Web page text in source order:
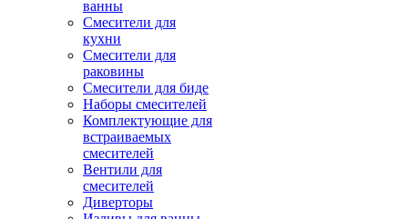
ванны
Смесители для
кухни
Смесители для
раковины
Смесители для биде
Наборы смесителей
Комплектующие для
встраиваемых
смесителей
Вентили для
смесителей
Диверторы